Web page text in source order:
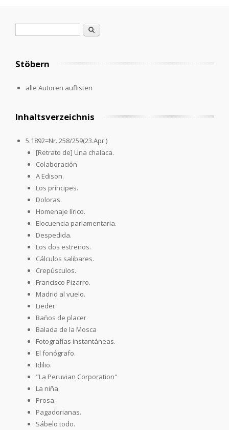
Suche
Stöbern
alle Autoren auflisten
Inhaltsverzeichnis
5.1892=Nr. 258/259(23.Apr.)
[Retrato de] Una chalaca.
Colaboración
A Edison.
Los príncipes.
Doloras.
Homenaje lírico.
Elocuencia parlamentaria.
Despedida.
Los dos estrenos.
Cálculos salibares.
Crepúsculos.
Francisco Pizarro.
Madrid al vuelo.
Lieder
Baños de placer
Balada de la Mosca
Fotografías instantáneas.
El fonógrafo.
Idilio.
"La Peruvian Corporation"
La niña.
Prosa.
Pagadorianas.
Sábelo todo.